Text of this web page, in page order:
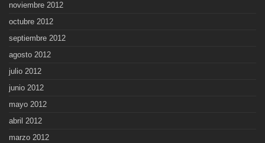
noviembre 2012
octubre 2012
septiembre 2012
agosto 2012
julio 2012
junio 2012
mayo 2012
abril 2012
marzo 2012